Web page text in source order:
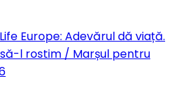
Europe: Adevărul dă viață.
l rostim / Marșul pentru